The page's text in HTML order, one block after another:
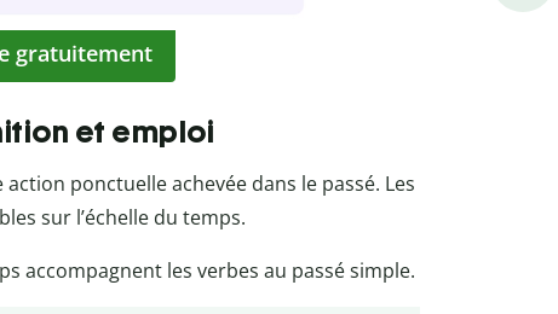
gratuitement
et emploi
ponctuelle achevée dans le passé. Les
sur l’échelle du temps.
accompagnent les verbes au passé simple.